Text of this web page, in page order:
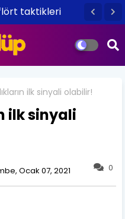
taktikleri
ilk sinyali olabilir!
ilk sinyali
0
Ocak 07, 2021